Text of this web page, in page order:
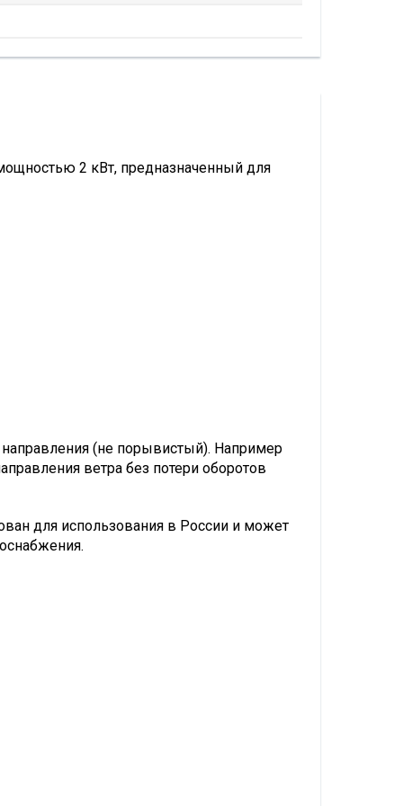
2 кВт, предназначенный для
направления (не порывистый). Например
ветра без потери оборотов
для использования в России и может